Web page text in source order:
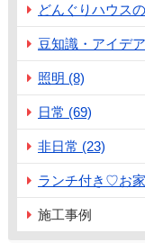
どんぐりハウス
豆知識・アイデ
照明 (8)
日常 (69)
非日常 (23)
ランチ付き♡お
施工事例